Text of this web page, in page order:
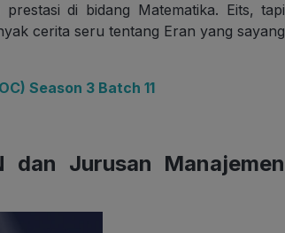
di bidang Matematika. Eits, tapi
cerita seru tentang Eran yang sayang
Season 3 Batch 11
dan Jurusan Manajemen